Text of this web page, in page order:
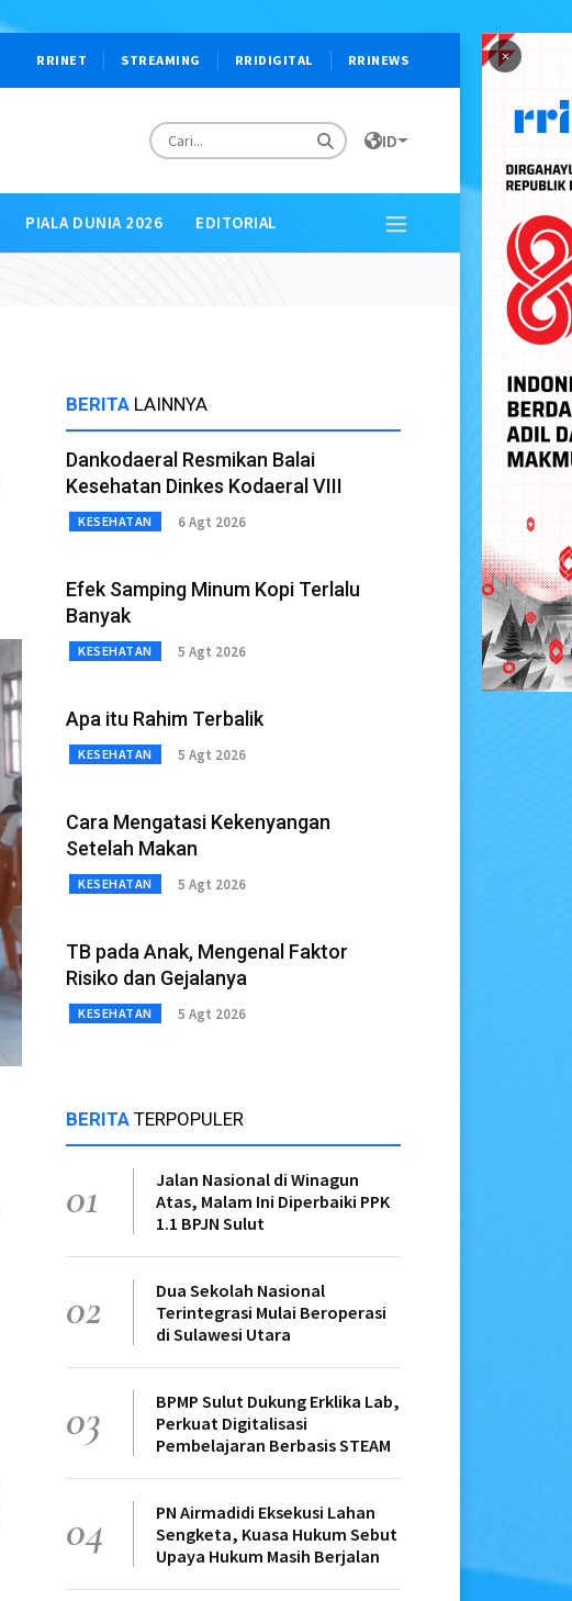
×
RRINET STREAMING RRIDIGITAL RRINEWS
ID
PIALA DUNIA 2026 EDITORIAL
BERITA LAINNYA
Dankodaeral Resmikan Balai
Kesehatan Dinkes Kodaeral VIII
KESEHATAN 6 Agt 2026
Efek Samping Minum Kopi Terlalu
Banyak
KESEHATAN 5 Agt 2026
Apa itu Rahim Terbalik
KESEHATAN 5 Agt 2026
Cara Mengatasi Kekenyangan
Setelah Makan
KESEHATAN 5 Agt 2026
TB pada Anak, Mengenal Faktor
Risiko dan Gejalanya
KESEHATAN 5 Agt 2026
BERITA TERPOPULER
01
Jalan Nasional di Winagun
Atas, Malam Ini Diperbaiki PPK
1.1 BPJN Sulut
02
Dua Sekolah Nasional
Terintegrasi Mulai Beroperasi
di Sulawesi Utara
03
BPMP Sulut Dukung Erklika Lab,
Perkuat Digitalisasi
Pembelajaran Berbasis STEAM
04
PN Airmadidi Eksekusi Lahan
Sengketa, Kuasa Hukum Sebut
Upaya Hukum Masih Berjalan